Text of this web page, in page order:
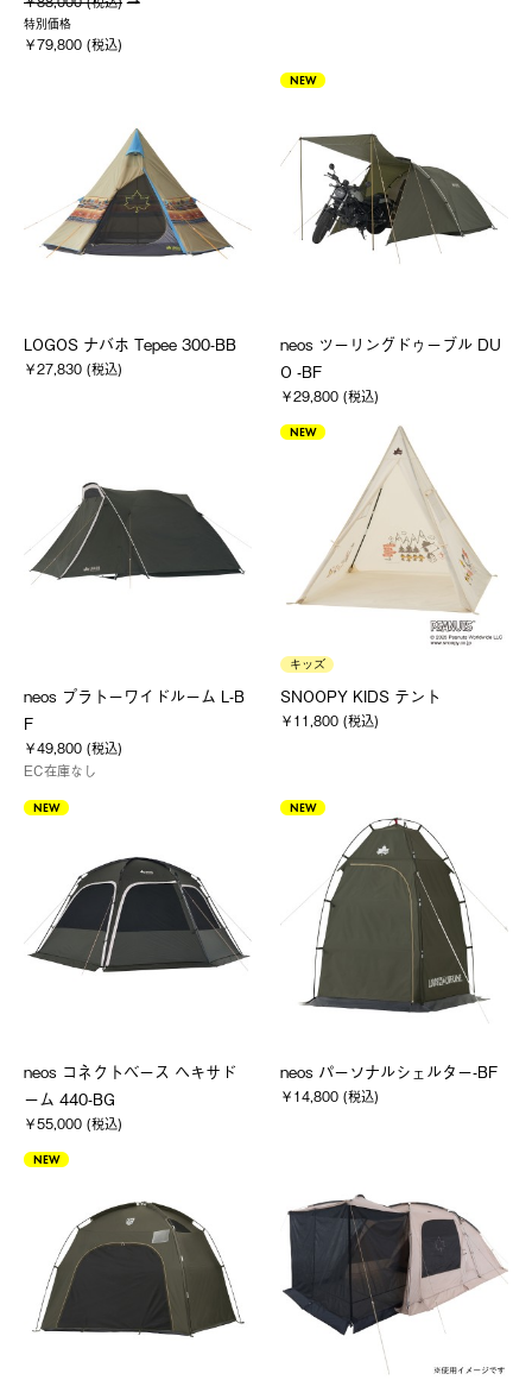
特別価格
￥79,800 (税込)
LOGOS ナバホ Tepee 300-BB
￥27,830 (税込)
NEW
neos ツーリングドゥーブル DU
O -BF
￥29,800 (税込)
neos プラトーワイドルーム L-B
F
￥49,800 (税込)
EC在庫なし
NEW
キッズ
SNOOPY KIDS テント
￥11,800 (税込)
NEW
neos コネクトベース ヘキサド
ーム 440-BG
￥55,000 (税込)
NEW
neos パーソナルシェルター-BF
￥14,800 (税込)
NEW